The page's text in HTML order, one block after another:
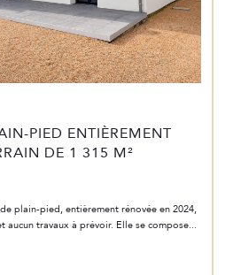
PIED ENTIÈREMENT
DE 1 315 M²
plain-pied, entièrement rénovée en 2024,
travaux à prévoir. Elle se compose...